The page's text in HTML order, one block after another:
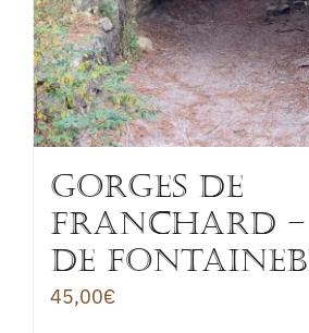
GORGES DE
FRANCHARD
DE
45,00€